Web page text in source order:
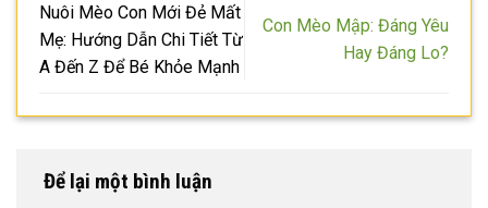
Nuôi Mèo Con Mới Đẻ Mất
Mẹ: Hướng Dẫn Chi Tiết Từ
A Đến Z Để Bé Khỏe Mạnh
Con Mèo Mập: Đáng Yêu
Hay Đáng Lo?
Để lại một bình luận